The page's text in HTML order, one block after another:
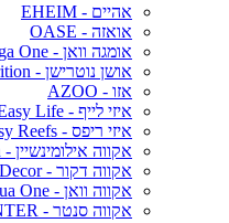
אהיים - EHEIM
אואזה - OASE
אומגה וואן - Omega One
אושן נוטרישן - Ocean Nutrition
אזו - AZOO
איזי לייף - Easy Life
איזי ריפס - Easy Reefs
אקווה אילומינשיין - AI Aqua Illumination
אקווה דקור - Aqua Decor
אקווה וואן - Aqua One
אקווה סנטר - AQUA CENTER